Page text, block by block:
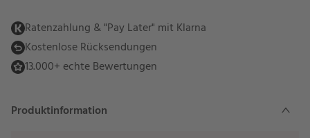
Ratenzahlung & "Pay Later" mit Klarna
Kostenlose Rücksendungen
13.000+ echte Bewertungen
Produktinformation